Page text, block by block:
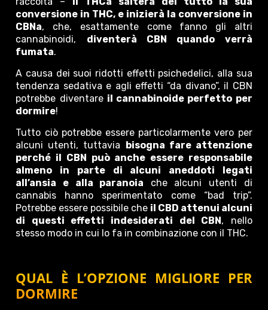
conversione in THC, e inizierà la conversione in
CBNa, che, esattamente come fanno gli altri
cannabinoidi, diventerà CBN quando verrà
fumata.
A causa dei suoi ridotti effetti psichedelici, alla sua
tendenza sedativa e agli effetti “da divano”, il CBN
potrebbe diventare il cannabinoide perfetto per
dormire!
Tutto ciò potrebbe essere particolarmente vero per
alcuni utenti, tuttavia bisogna fare attenzione
perché il CBN può anche essere responsabile
almeno in parte di alcuni aneddoti legati
all’ansia e alla paranoia che alcuni utenti di
cannabis hanno sperimentato come “bad trip”.
Potrebbe essere possibile che il CBD attenui alcuni
di questi effetti indesiderati del CBN, nello
stesso modo in cui lo fa in combinazione con il THC.
QUAL È L’OPZIONE MIGLIORE PER
DORMIRE